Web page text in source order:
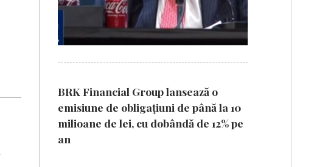
BRK Financial Group lansează o
emisiune de obligațiuni de până la 10
milioane de lei, cu dobândă de 12% pe
an